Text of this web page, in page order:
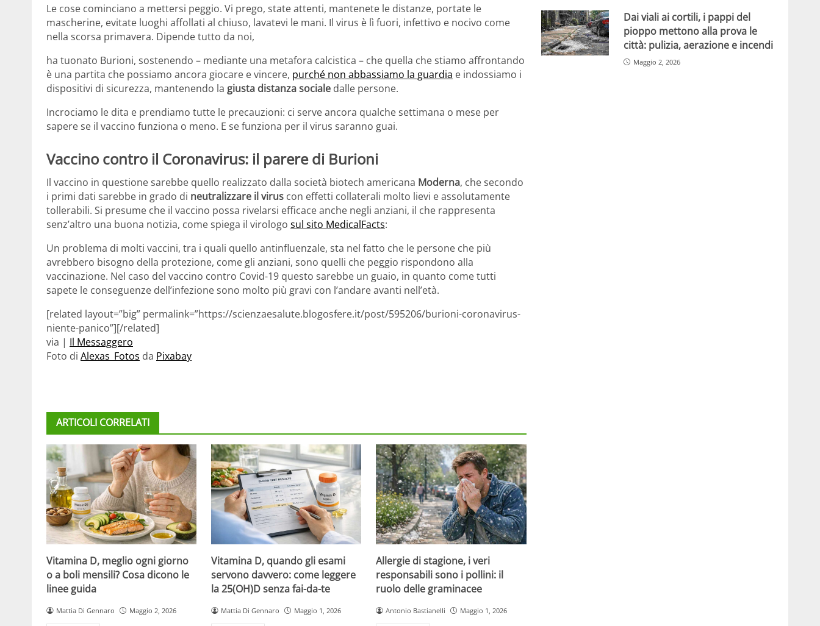
Le cose cominciano a mettersi peggio. Vi prego, state attenti, mantenete le distanze, portate le
mascherine, evitate luoghi affollati al chiuso, lavatevi le mani. Il virus è lì fuori, infettivo e nocivo come
nella scorsa primavera. Dipende tutto da noi,
ha tuonato Burioni, sostenendo – mediante una metafora calcistica – che quella che stiamo affrontando
è una partita che possiamo ancora giocare e vincere, purché non abbassiamo la guardia e indossiamo i
dispositivi di sicurezza, mantenendo la giusta distanza sociale dalle persone.
Incrociamo le dita e prendiamo tutte le precauzioni: ci serve ancora qualche settimana o mese per
sapere se il vaccino funziona o meno. E se funziona per il virus saranno guai.
Vaccino contro il Coronavirus: il parere di Burioni
Il vaccino in questione sarebbe quello realizzato dalla società biotech americana Moderna, che secondo
i primi dati sarebbe in grado di neutralizzare il virus con effetti collaterali molto lievi e assolutamente
tollerabili. Si presume che il vaccino possa rivelarsi efficace anche negli anziani, il che rappresenta
senz’altro una buona notizia, come spiega il virologo sul sito MedicalFacts:
Un problema di molti vaccini, tra i quali quello antinfluenzale, sta nel fatto che le persone che più
avrebbero bisogno della protezione, come gli anziani, sono quelli che peggio rispondono alla
vaccinazione. Nel caso del vaccino contro Covid-19 questo sarebbe un guaio, in quanto come tutti
sapete le conseguenze dell’infezione sono molto più gravi con l’andare avanti nell’età.
[related layout=”big” permalink=”https://scienzaesalute.blogosfere.it/post/595206/burioni-coronavirus-
niente-panico”][/related]
via | Il Messaggero
Foto di Alexas_Fotos da Pixabay
ARTICOLI CORRELATI
Vitamina D, meglio ogni giorno
o a boli mensili? Cosa dicono le
linee guida
Mattia Di Gennaro Maggio 2, 2026
Vitamina D, quando gli esami
servono davvero: come leggere
la 25(OH)D senza fai-da-te
Mattia Di Gennaro Maggio 1, 2026
Allergie di stagione, i veri
responsabili sono i pollini: il
ruolo delle graminacee
Antonio Bastianelli Maggio 1, 2026
Dai viali ai cortili, i pappi del
pioppo mettono alla prova le
città: pulizia, aerazione e incendi
Maggio 2, 2026